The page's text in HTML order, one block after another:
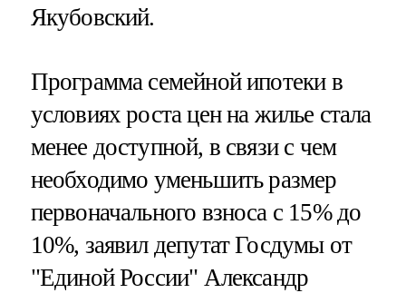
Якубовский.
Программа семейной ипотеки в
условиях роста цен на жилье стала
менее доступной, в связи с чем
необходимо уменьшить размер
первоначального взноса с 15% до
10%, заявил депутат Госдумы от
"Единой России" Александр